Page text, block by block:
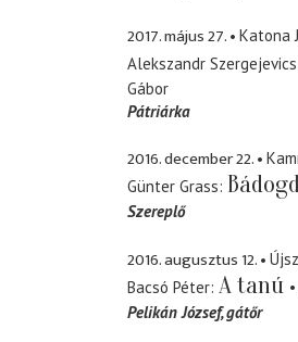
2017. május 27.
Katona
Alekszandr Szergejevics
Gábor
Pátriárka
2016. december 22.
Günter Grass
Szereplő
2016. augusztus 12.
Bacsó Péter A tanú
Pelikán József gátőr